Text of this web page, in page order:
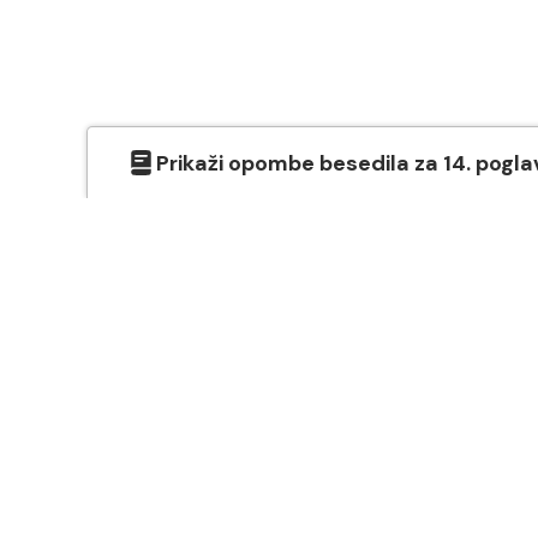
Prikaži opombe besedila za 14.